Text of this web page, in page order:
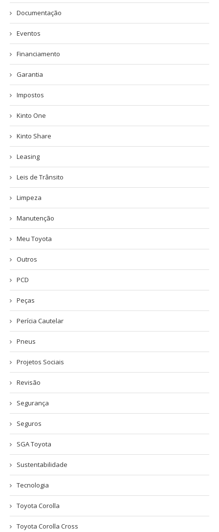
Documentação
Eventos
Financiamento
Garantia
Impostos
Kinto One
Kinto Share
Leasing
Leis de Trânsito
Limpeza
Manutenção
Meu Toyota
Outros
PCD
Peças
Perícia Cautelar
Pneus
Projetos Sociais
Revisão
Segurança
Seguros
SGA Toyota
Sustentabilidade
Tecnologia
Toyota Corolla
Toyota Corolla Cross